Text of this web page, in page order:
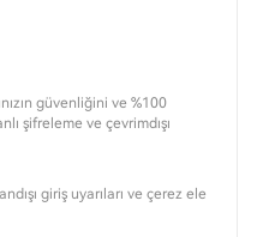
güvenliğini ve %100
şifreleme ve çevrimdışı
giriş uyarıları ve çerez ele